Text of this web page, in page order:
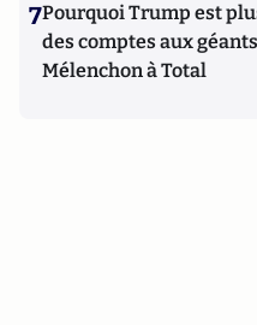
7Pourquoi Trump est
des comptes aux
Mélenchon à Total